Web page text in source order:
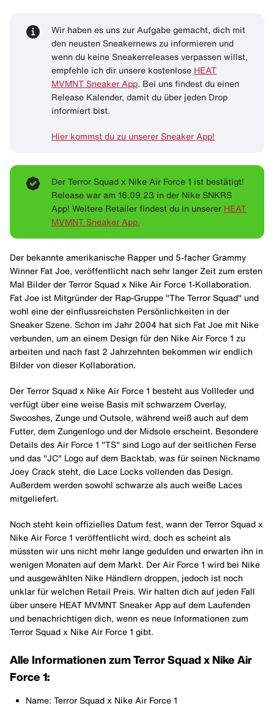
Wir haben es uns zur Aufgabe gemacht, dich mit
den neusten Sneakernews zu informieren und
wenn du keine Sneakerreleases verpassen willst,
empfehle ich dir unsere kostenlose HEAT
MVMNT Sneaker App. Bei uns findest du einen
Release Kalender, damit du über jeden Drop
informiert bist.
Hier kommst du zu unserer Sneaker App!
Der Terror Squad x Nike Air Force 1 ist bestätigt!
Release war am 16.09.23 in der Nike SNKRS
App! Weitere Retailer findest du in unserer HEAT
MVMNT Sneaker App.
Der bekannte amerikanische Rapper und 5-facher Grammy
Winner Fat Joe, veröffentlicht nach sehr langer Zeit zum ersten
Mal Bilder der Terror Squad x Nike Air Force 1-Kollaboration.
Fat Joe ist Mitgründer der Rap-Gruppe "The Terror Squad" und
wohl eine der einflussreichsten Persönlichkeiten in der
Sneaker Szene. Schon im Jahr 2004 hat sich Fat Joe mit Nike
verbunden, um an einem Design für den Nike Air Force 1 zu
arbeiten und nach fast 2 Jahrzehnten bekommen wir endlich
Bilder von dieser Kollaboration.
Der Terror Squad x Nike Air Force 1 besteht aus Vollleder und
verfügt über eine weise Basis mit schwarzem Overlay,
Swooshes, Zunge und Outsole, während weiß auch auf dem
Futter, dem Zungenlogo und der Midsole erscheint. Besondere
Details des Air Force 1 "TS" sind Logo auf der seitlichen Ferse
und das "JC" Logo auf dem Backtab, was für seinen Nickname
Joey Crack steht, die Lace Locks vollenden das Design.
Außerdem werden sowohl schwarze als auch weiße Laces
mitgeliefert.
Noch steht kein offizielles Datum fest, wann der Terror Squad x
Nike Air Force 1 veröffentlicht wird, doch es scheint als
müssten wir uns nicht mehr lange gedulden und erwarten ihn in
wenigen Monaten auf dem Markt. Der Air Force 1 wird bei Nike
und ausgewählten Nike Händlern droppen, jedoch ist noch
unklar für welchen Retail Preis. Wir halten dich auf jeden Fall
über unsere HEAT MVMNT Sneaker App auf dem Laufenden
und benachrichtigen dich, wenn es neue Informationen zum
Terror Squad x Nike Air Force 1 gibt.
Alle Informationen zum Terror Squad x Nike Air
Force 1:
Name: Terror Squad x Nike Air Force 1